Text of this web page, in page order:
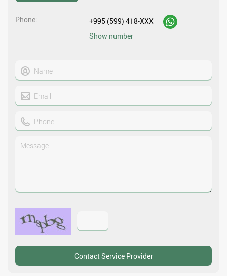
Phone
+995 (599) 418-XXX
Show number